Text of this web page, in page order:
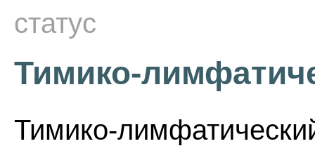
статус
Тимико-
Тимико-